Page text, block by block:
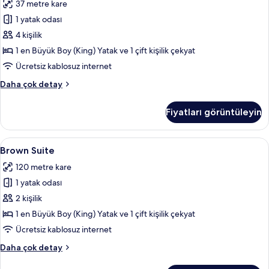
için
tüm
fotoğrafları
görün
37 metre kare
1 yatak odası
4 kişilik
1 en Büyük Boy (King) Yatak ve 1 çift kişilik çekyat
Ücretsiz kablosuz internet
Daha çok detay
Family
fazla
detay
Fiyatları görüntüleyin
Brown
Suite
için
tüm
fotoğrafları
görün
Mısır pamuklu çarşaf takımı, kaliteli
17
Brown Suite
120 metre kare
1 yatak odası
2 kişilik
1 en Büyük Boy (King) Yatak ve 1 çift kişilik çekyat
Ücretsiz kablosuz internet
Daha çok detay
Brown